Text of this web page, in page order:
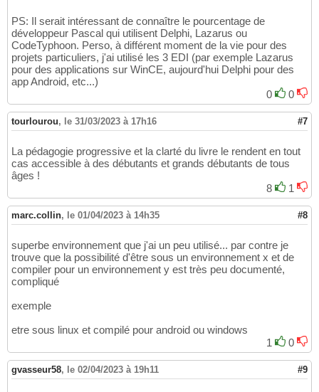
PS: Il serait intéressant de connaître le pourcentage de
développeur Pascal qui utilisent Delphi, Lazarus ou
CodeTyphoon. Perso, à différent moment de la vie pour des
projets particuliers, j'ai utilisé les 3 EDI (par exemple Lazarus
pour des applications sur WinCE, aujourd'hui Delphi pour des
app Android, etc...)
0
0
tourlourou, le 31/03/2023 à 17h16 #7
La pédagogie progressive et la clarté du livre le rendent en tout
cas accessible à des débutants et grands débutants de tous
âges !
8
1
marc.collin, le 01/04/2023 à 14h35 #8
superbe environnement que j'ai un peu utilisé... par contre je
trouve que la possibilité d'être sous un environnement x et de
compiler pour un environnement y est très peu documenté,
compliqué
exemple
etre sous linux et compilé pour android ou windows
1
0
gvasseur58, le 02/04/2023 à 19h11 #9